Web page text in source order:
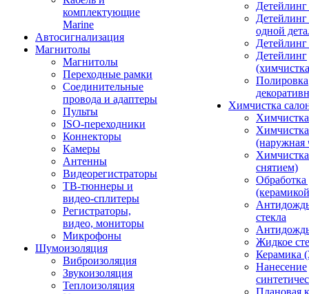
комплектующие
Marine
Автосигнализация
Магнитолы
Магнитолы
Переходные рамки
Соединительные
провода и адаптеры
Пульты
ISO-переходники
Коннекторы
Камеры
Антенны
Видеорегистраторы
ТВ-тюннеры и
видео-сплитеры
Регистраторы,
видео, мониторы
Микрофоны
Шумоизоляция
Виброизоляция
Звукоизоляция
Теплоизоляция
одной
Детейлинг
Полировка
Химчистка
(наружная
снятием)
Обработка
стекла
Жидкое
Керамика
Нанесение
Плановая